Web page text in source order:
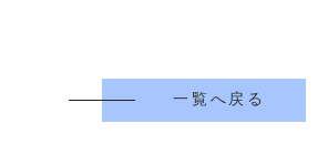
一覧へ戻る